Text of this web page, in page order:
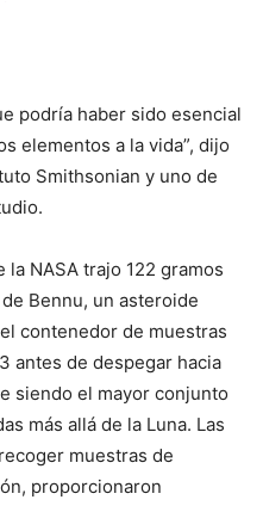
podría haber sido esencial
elementos a la vida”, dijo
Smithsonian y uno de
la NASA trajo 122 gramos
Bennu, un asteroide
contenedor de muestras
antes de despegar hacia
siendo el mayor conjunto
más allá de la Luna. Las
muestras de
proporcionaron